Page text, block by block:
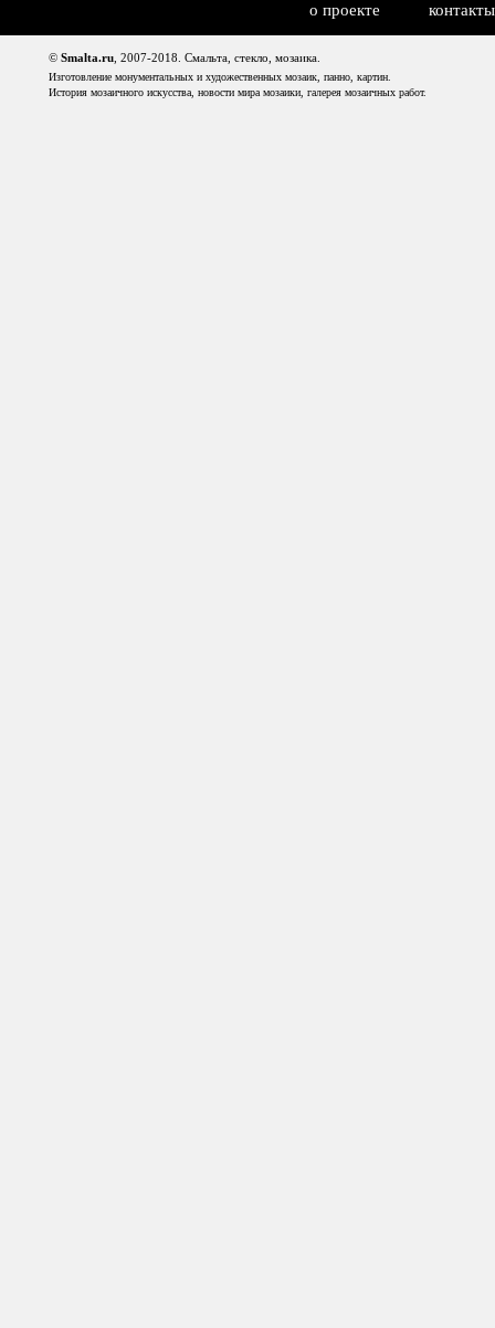
о проекте контакты
© Smalta.ru , 2007-2018. Смальта, стекло, мозаика.
Изготовление монументальных и художественных мозаик, панно, картин.
История мозаичного искусства, новости мира мозаики, галерея мозаичных работ.